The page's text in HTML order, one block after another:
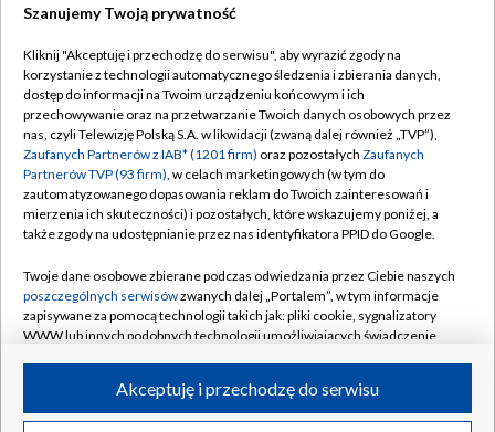
TVP
Abonament TVP
Emisja w TVP
Centrum informacji TVP
Naziemna Telewizja Cyfrowa
Rada Programowa
System NOS
Informacje o nadawcy
Program dla prasy
Regulamin TVP
Polityka prywatności
Moje zgody
Pomoc
Kontakt
Kanały
©2026 Telewizja Polska S.A. w likwidacji
Szanujemy Twoją prywatność
Kliknij "Akceptuję i przechodzę do serwisu", aby wyrazić zgody na
korzystanie z technologii automatycznego śledzenia i zbierania danych,
dostęp do informacji na Twoim urządzeniu końcowym i ich
przechowywanie oraz na przetwarzanie Twoich danych osobowych przez
nas, czyli Telewizję Polską S.A. w likwidacji (zwaną dalej również „TVP”),
Zaufanych Partnerów z IAB* (1201 firm) oraz pozostałych Zaufanych
Partnerów TVP (93 firm), w celach marketingowych (w tym do
zautomatyzowanego dopasowania reklam do Twoich zainteresowań i
mierzenia ich skuteczności) i pozostałych, które wskazujemy poniżej, a
także zgody na udostępnianie przez nas identyfikatora PPID do Google.
Twoje dane osobowe zbierane podczas odwiedzania przez Ciebie naszych
poszczególnych serwisówzwanych dalej „Portalem”, w tym informacje
zapisywane za pomocą technologii takich jak: pliki cookie, sygnalizatory
WWW lub innych podobnych technologii umożliwiających świadczenie
ruchu w Internecie.Akceptuję i przechodzę do serwisu